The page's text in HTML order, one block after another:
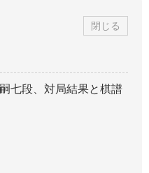
閉じる
七段、対局結果と棋譜